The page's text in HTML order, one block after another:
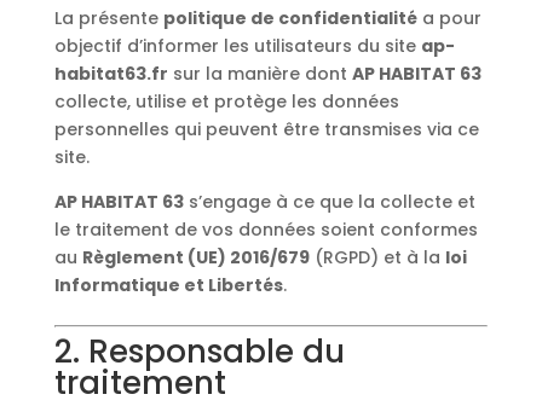
La présente politique de confidentialitéa pour
objectif d’informer les utilisateurs du site ap-
habitat63.fr sur la manière dont AP HABITAT 63
collecte, utilise et protège les données
personnelles qui peuvent être transmises via ce
site.
AP HABITAT 63s’engage à ce que la collecte et
le traitement de vos données soient conformes
au Règlement (UE) 2016/679(RGPD) et à la loi
Informatique et Libertés.
2. Responsable du
traitement